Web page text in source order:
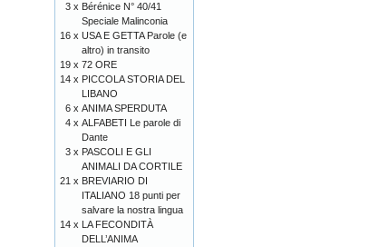
3 x Bérénice N° 40/41
Speciale Malinconia
16 x USA E GETTA Parole (e
altro) in transito
19 x 72 ORE
14 x PICCOLA STORIA DEL
LIBANO
6 x ANIMA SPERDUTA
4 x ALFABETI Le parole di
Dante
3 x PASCOLI E GLI
ANIMALI DA CORTILE
21 x BREVIARIO DI
ITALIANO 18 punti per
salvare la nostra lingua
14 x LA FECONDITÀ
DELL’ANIMA